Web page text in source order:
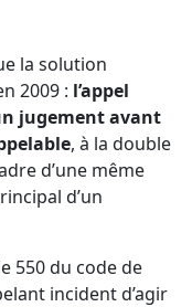
la solution
2009 : l’appel
jugement avant
, à la double
d’une même
d’un
550 du code de
incident d’agir